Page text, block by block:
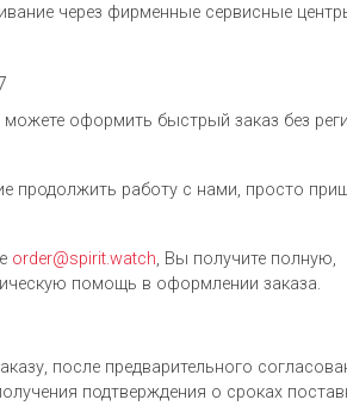
через фирменные сервисные
оформить быстрый заказ без
продолжить работу с нами, просто
order@spirit.watch, Вы получите полную,
помощь в оформлении заказа.
после предварительного
подтверждения о сроках